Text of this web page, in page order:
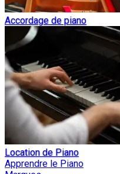
Accordage de piano
Location de Piano
Apprendre le Piano